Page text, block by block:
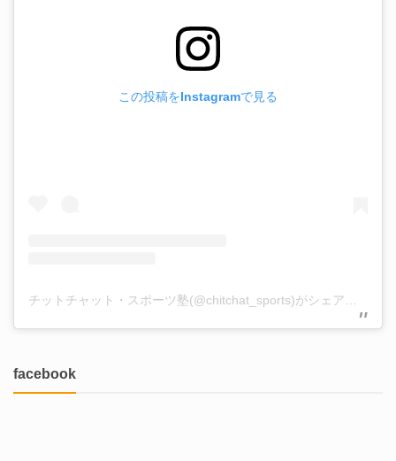
この投稿をInstagramで見る
チットチャット・スポーツ塾(@chitchat_sports)がシェアした投稿
facebook